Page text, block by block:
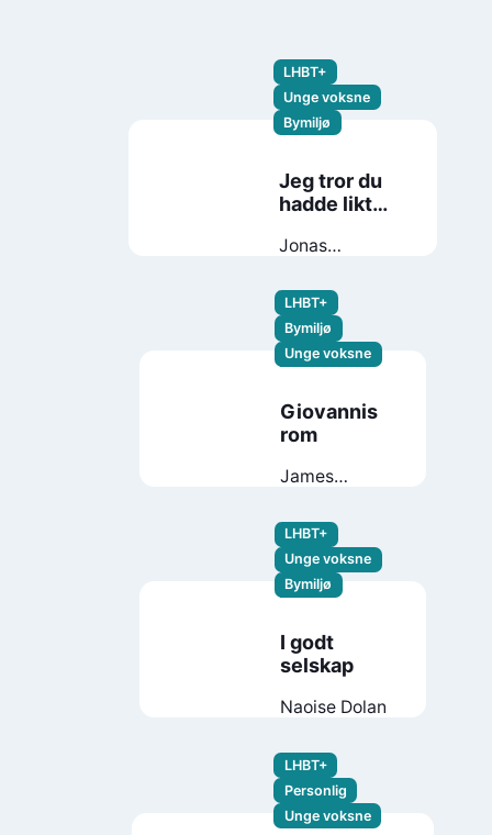
LHBT+
Unge voksne
Bymiljø
Jeg tror du
hadde likt
Jonas
LHBT+
Bymiljø
Unge voksne
Giovannis
rom
James
LHBT+
Unge voksne
Bymiljø
I godt
selskap
Naoise Dolan
LHBT+
Personlig
Unge voksne